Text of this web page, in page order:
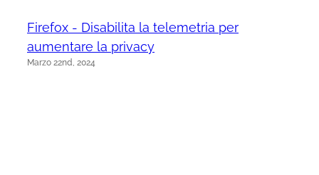
Firefox - Disabilita la telemetria per
aumentare la privacy
Marzo 22nd, 2024